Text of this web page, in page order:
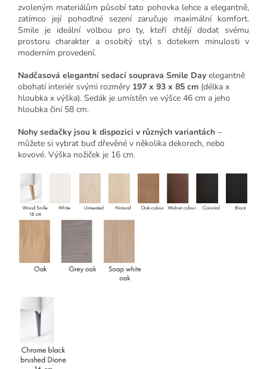
zvoleným materiálům působí tato pohovka lehce a elegantně,
zatímco její pohodlné sezení zaručuje maximální komfort.
Smile je ideální volbou pro ty, kteří chtějí dodat svému
prostoru charakter a osobitý styl s dotekem minulosti v
moderním provedení.
Nadčasová elegantní sedací souprava Smile Day elegantně
obohatí interiér svými rozměry 197 x 93 x 85 cm (délka x
hloubka x výška). Sedák je umístěn ve výšce 46 cm a jeho
hloubka činí 58 cm.
Nohy sedačky jsou k dispozici v různých variantách –
můžete si vybrat buď dřevěné v několika dekorech, nebo
kovové. Výška nožiček je 16 cm.